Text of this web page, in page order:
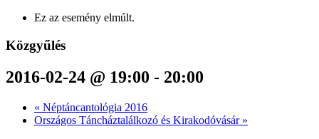
Ez az esemény elmúlt.
Közgyűlés
2016-02-24 @ 19:00 - 20:00
« Néptáncantológia 2016
Országos Táncháztalálkozó és Kirakodóvásár »